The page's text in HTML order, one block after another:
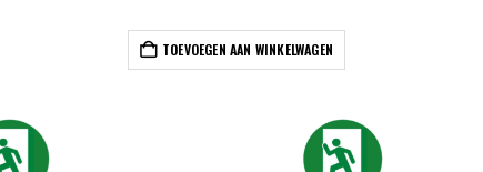
TOEVOEGEN AAN WINKELWAGEN